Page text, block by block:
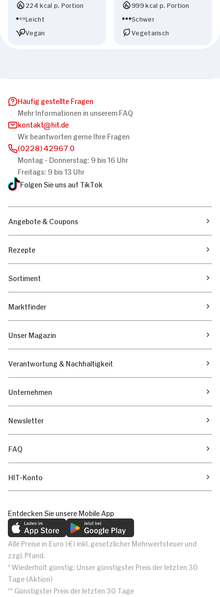
224 kcal p. Portion
Leicht
Vegan
999 kcal p. Portion
Schwer
Vegetarisch
Häufig gestellte Fragen
Mehr Informationen in unserem FAQ
kontakt
hit.de
Wir beantworten gerne Ihre Fragen
(0228) 42967 0
Montag - Donnerstag: 9 bis 16 Uhr
Freitags: 9 bis 13 Uhr
Folgen Sie uns auf TikTok
Angebote & Coupons
Rezepte
Sortiment
Marktfinder
Unser Magazin
Verantwortung & Nachhaltigkeit
Unternehmen
Newsletter
FAQ
HIT-Konto
Entdecken Sie unsere Mobile App
Alle Preise in Euro (€) inkl. gesetzlicher Mehrwertsteuer und
zzgl. Pfand.
* Wiederholt günstig: Unser günstigster Preis der letzten 30
Tage (Aktion)
** Günstigster Preis der letzten 30 Tage